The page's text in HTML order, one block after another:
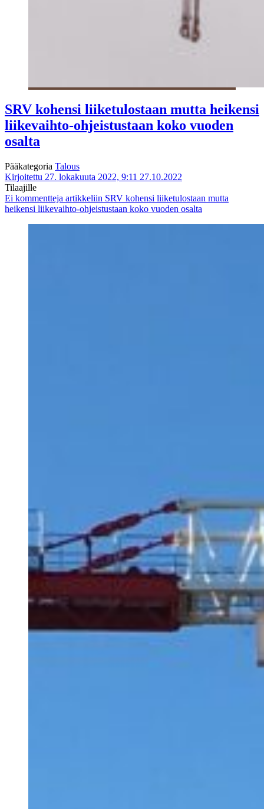
SRV kohensi liiketulostaan mutta heikensi
liikevaihto-ohjeistustaan koko vuoden
osalta
Pääkategoria Talous
Kirjoitettu 27. lokakuuta 2022, 9:11 27.10.2022
Tilaajille
Ei kommentteja artikkeliin SRV kohensi liiketulostaan mutta
heikensi liikevaihto-ohjeistustaan koko vuoden osalta